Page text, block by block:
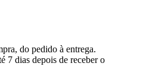
do pedido à entrega.
7 dias depois de receber o